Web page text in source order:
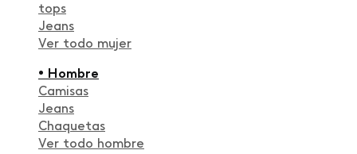
tops
Jeans
Ver todo mujer
• Hombre
Camisas
Jeans
Chaquetas
Ver todo hombre